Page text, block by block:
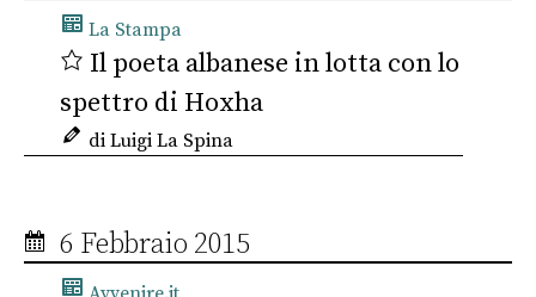
La Stampa
Il poeta albanese in lotta con lo
spettro di Hoxha
di Luigi La Spina
6 Febbraio 2015